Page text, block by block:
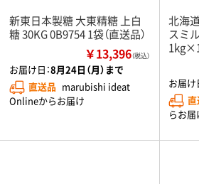
新東日本製糖 大東精糖 上白
糖 30KG 0B9754 1袋（直送品）
￥13,396（税込）
お届け日：8月24日（月）まで
直送品 marubishi ideat
Onlineからお届け
北海
スミ
お届け
直
らお届